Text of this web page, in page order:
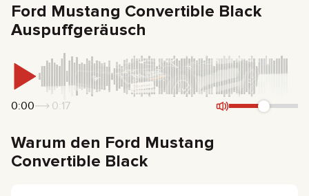
Ford Mustang Convertible Black
Auspuffgeräusch
0:00 0:17
Warum den Ford Mustang
Convertible Black